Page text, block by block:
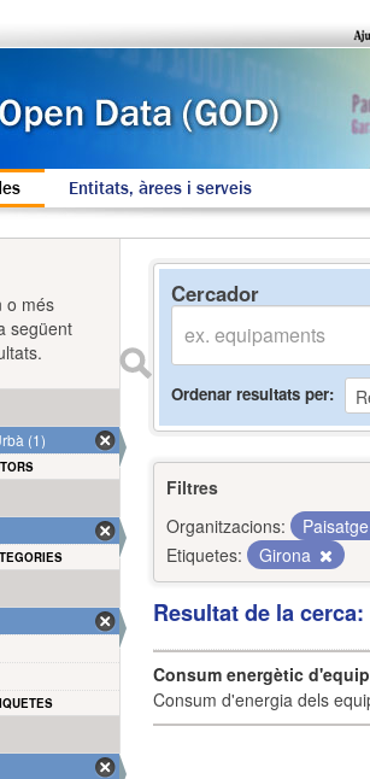
Entitats, àrees i serveis
Cercador
Ordenar resultats per
Filtres
Organitzacions:
Etiquetes:
Girona
Resultat de la
Consum energètic
Consum d'energia dels
o més
següent
(1)